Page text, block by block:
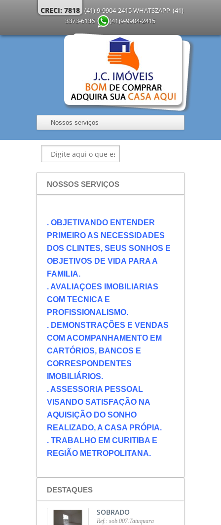
CRECI: 7818 (41) 9-9904-2415 WHATSZAPP (41)
3373-6136
(41)9-9904-2415
NOSSOS SERVIÇOS
. OBJETIVANDO ENTENDER
PRIMEIRO AS NECESSIDADES
DOS CLINTES, SEUS SONHOS E
OBJETIVOS DE VIDA PARA A
FAMILIA.
. AVALIAÇOES IMOBILIARIAS
COM TECNICA E
PROFISSIONALISMO.
. DEMONSTRAÇÕES E VENDAS
COM ACOMPANHAMENTO EM
CARTÓRIOS, BANCOS E
CORRESPONDENTES
IMOBILIÁRIOS.
. ASSESSORIA PESSOAL
VISANDO SATISFAÇÃO NA
AQUISIÇÃO DO SONHO
REALIZADO, A CASA PRÓPIA.
. TRABALHO EM CURITIBA E
REGIÃO METROPOLITANA.
DESTAQUES
SOBRADO
Ref.: sob.007.Tatuquara